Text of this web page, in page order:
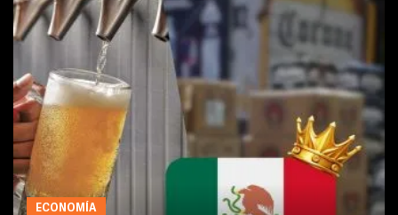
ECONOMÍA